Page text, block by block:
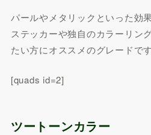
パールやメタリックといった効
ステッカーや独自のカラーリン
たい方にオススメのグレードです
[quads id=2]
ツートーンカラー